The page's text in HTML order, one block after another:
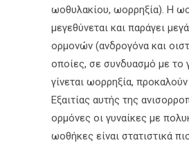
ωοθυλακίου, ωορρηξία). Η
μεγεθύνεται και παράγει
ορμονών (ανδρογόνα και
οποίες, σε συνδυασμό με το
γίνεται ωορρηξία,
Εξαιτίας αυτής της
ορμόνες οι γυναίκες με
ωοθήκες είναι στατιστικά